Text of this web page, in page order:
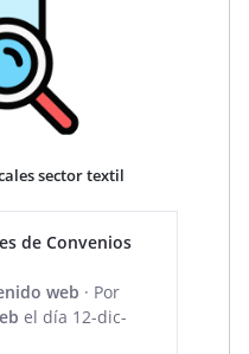
sector textil
de Convenios
web · Por
el día 12-dic-